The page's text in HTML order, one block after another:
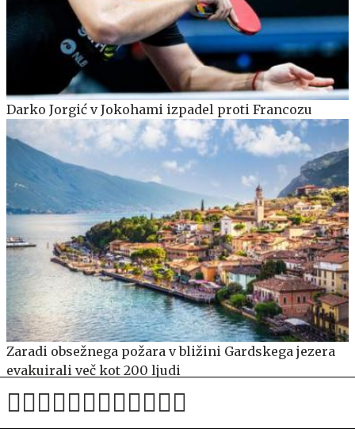
Darko Jorgić v Jokohami izpadel proti Francozu
Zaradi obsežnega požara v bližini Gardskega jezera
evakuirali več kot 200 ljudi